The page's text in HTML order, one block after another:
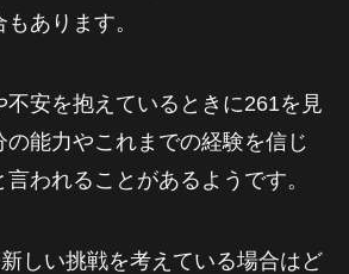
あります。
不安を抱えているときに261を見
能力やこれまでの経験を信じ
われることがあるようです。
しい挑戦を考えている場合はど